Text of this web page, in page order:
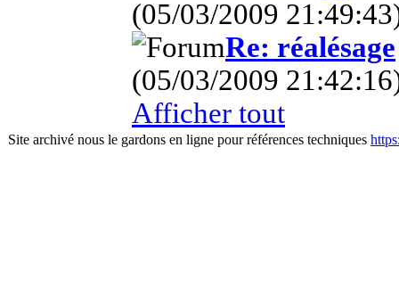
(05/03/2009
Re: réalésage
(05/03/2009
Afficher tout
Site archivé nous le gardons en ligne pour références techniques